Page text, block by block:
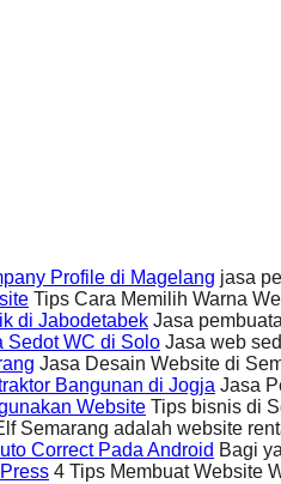
Profile di Magelang jasa
Tips Cara Memilih Warna
di Jabodetabek Jasa
Sedot WC di Solo Jasa web
Jasa Desain Website di
Bangunan di Jogja Jasa
Website Tips bisnis di
Semarang adalah website
Correct Pada Android Bagi
4 Tips Membuat Website